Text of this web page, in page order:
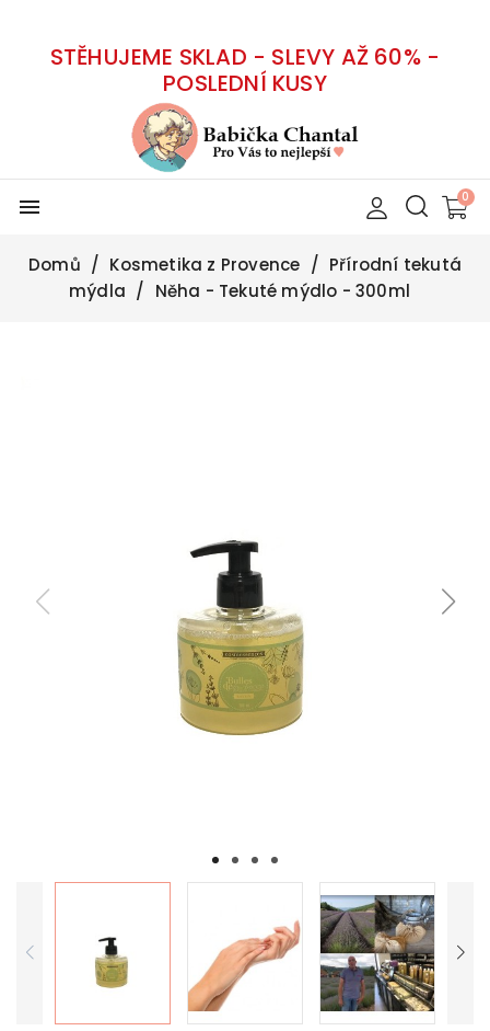
STĚHUJEME SKLAD - SLEVY AŽ 60% -
POSLEDNÍ KUSY
menu
Domů Kosmetika z Provence
Přírodní tekutá
mýdla
Něha - Tekuté mýdlo - 300ml